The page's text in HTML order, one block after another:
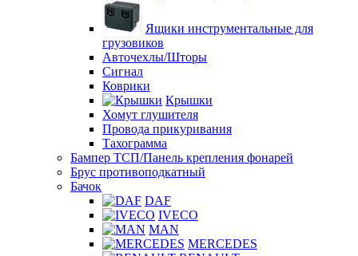
Ящики инструментальные для
грузовиков
Авточехлы/Шторы
Сигнал
Коврики
Крышки
Хомут глушителя
Провода прикуривания
Тахограмма
Бампер ТСП/Панель крепления фонарей
Брус противоподкатный
Бачок
DAF
IVECO
MAN
MERCEDES